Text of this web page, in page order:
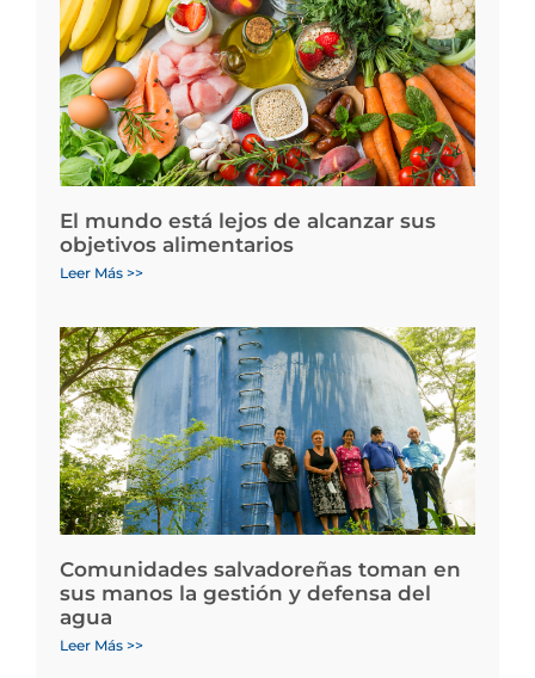
El mundo está lejos de alcanzar sus
objetivos alimentarios
Leer Más >>
Comunidades salvadoreñas toman en
sus manos la gestión y defensa del
agua
Leer Más >>